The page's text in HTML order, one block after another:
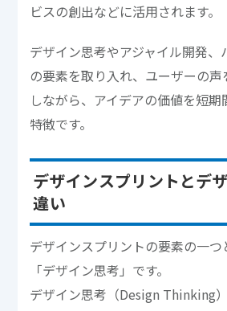
ビスの創出などに活用されます。
デザイン思考やアジャイル開発、
の要素を取り入れ、ユーザーの
しながら、アイデアの価値を短
特徴です。
デザインスプリントとデ
違い
デザインスプリントの要素の一
「デザイン思考」です。
デザイン思考（Design Thinking